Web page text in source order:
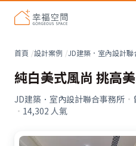
首頁 設計案例 JD建築．室內設計聯
純白美式風尚 挑高
JD建築．室內設計聯合事務所 ·
· 14,302 人氣